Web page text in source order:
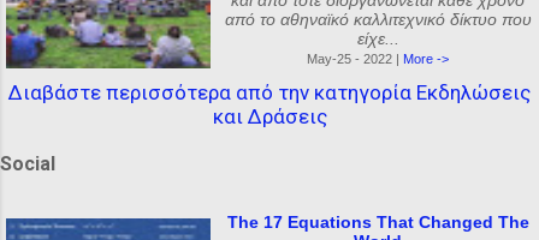
από το αθηναϊκό καλλιτεχνικό δίκτυο που
είχε...
May-25 - 2022 | More ->
Διαβάστε περισσότερα από την κατηγορία Εκδηλώσεις
και Δράσεις
Social
The 17 Equations That Changed The